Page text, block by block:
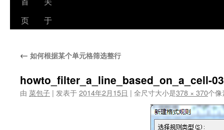
页
于
← 如何根据某个单元格筛选整行
howto_filter_a_line_based_on_a_cell-03
由 菜包子 | 发表于2014年2月15日 | 全尺寸大小是378 × 370个像